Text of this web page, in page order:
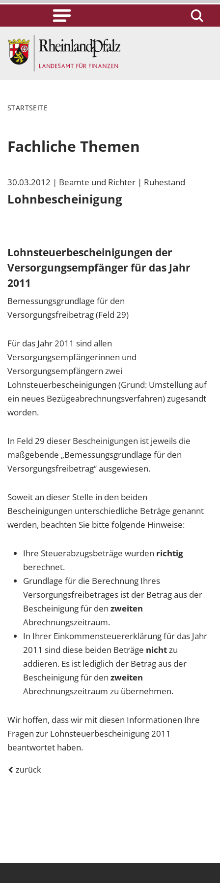
STARTSEITE
Fachliche Themen
30.03.2012 | Beamte und Richter | Ruhestand
Lohnbescheinigung
Lohnsteuerbescheinigungen der
Versorgungsempfänger für das Jahr
2011
Bemessungsgrundlage für den
Versorgungsfreibetrag (Feld 29)
Für das Jahr 2011 sind allen
Versorgungsempfängerinnen und
Versorgungsempfängern zwei
Lohnsteuerbescheinigungen (Grund: Umstellung auf
ein neues Bezügeabrechnungsverfahren) zugesandt
worden.
In Feld 29 dieser Bescheinigungen ist jeweils die
maßgebende „Bemessungsgrundlage für den
Versorgungsfreibetrag“ ausgewiesen.
Soweit an dieser Stelle in den beiden
Bescheinigungen unterschiedliche Beträge genannt
werden, beachten Sie bitte folgende Hinweise:
Ihre Steuerabzugsbeträge wurden richtig
berechnet.
Grundlage für die Berechnung Ihres
Versorgungsfreibetrages ist der Betrag aus der
Bescheinigung für den zweiten
Abrechnungszeitraum.
In Ihrer Einkommensteuererklärung für das Jahr
2011 sind diese beiden Beträge nichtzu
addieren. Es ist lediglich der Betrag aus der
Bescheinigung für den zweiten
Abrechnungszeitraum zu übernehmen.
Wir hoffen, dass wir mit diesen Informationen Ihre
Fragen zur Lohnsteuerbescheinigung 2011
beantwortet haben.
zurück